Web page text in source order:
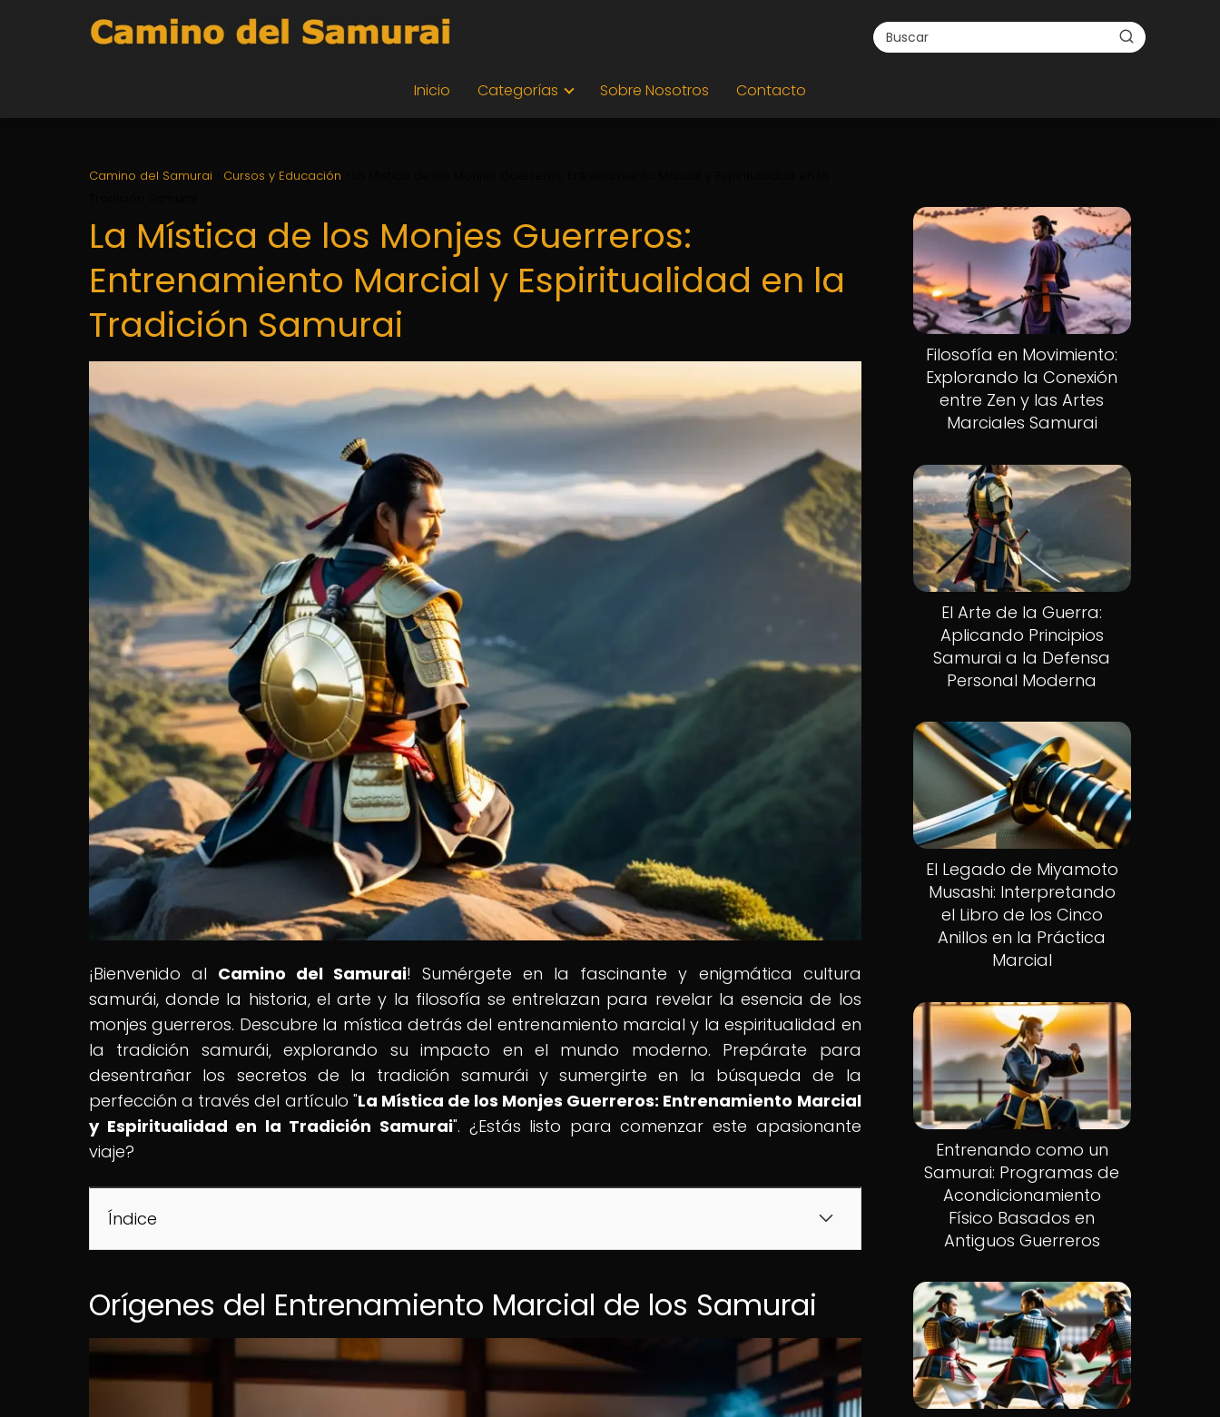
Inicio Categorías Sobre Nosotros Contacto
Camino del Samurai Cursos y Educación
La Mística de los Monjes Guerreros:
Entrenamiento Marcial y Espiritualidad en la
Tradición Samurai
¡Bienvenido al Camino del Samurai! Sumérgete en la fascinante y enigmática cultura
samurái, donde la historia, el arte y la filosofía se entrelazan para revelar la esencia de los
monjes guerreros. Descubre la mística detrás del entrenamiento marcial y la espiritualidad en
la tradición samurái, explorando su impacto en el mundo moderno. Prepárate para
desentrañar los secretos de la tradición samurái y sumergirte en la búsqueda de la
perfección a través del artículo "La Mística de los Monjes Guerreros: Entrenamiento Marcial
y Espiritualidad en la Tradición Samurai". ¿Estás listo para comenzar este apasionante
viaje?
Índice
Orígenes del Entrenamiento Marcial de los Samurai
Filosofía en Movimiento:
Explorando la Conexión
entre Zen y las Artes
Marciales Samurai
El Arte de la Guerra:
Aplicando Principios
Samurai a la Defensa
Personal Moderna
El Legado de Miyamoto
Musashi: Interpretando
el Libro de los Cinco
Anillos en la Práctica
Marcial
Entrenando como un
Samurai: Programas de
Acondicionamiento
Físico Basados en
Antiguos Guerreros